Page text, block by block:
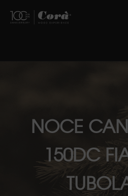
NOCE
150DC